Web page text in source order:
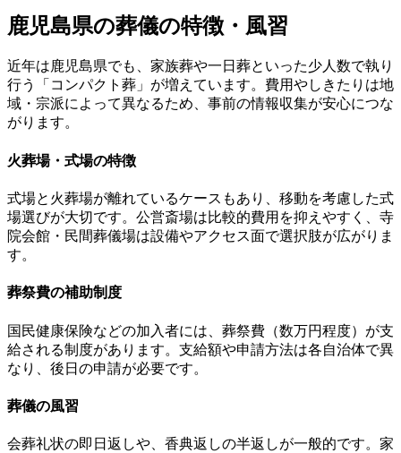
鹿児島県の葬儀の特徴・風習
近年は鹿児島県でも、家族葬や一日葬といった少人数で執り
行う「コンパクト葬」が増えています。費用やしきたりは地
域・宗派によって異なるため、事前の情報収集が安心につな
がります。
火葬場・式場の特徴
式場と火葬場が離れているケースもあり、移動を考慮した式
場選びが大切です。公営斎場は比較的費用を抑えやすく、寺
院会館・民間葬儀場は設備やアクセス面で選択肢が広がりま
す。
葬祭費の補助制度
国民健康保険などの加入者には、葬祭費（数万円程度）が支
給される制度があります。支給額や申請方法は各自治体で異
なり、後日の申請が必要です。
葬儀の風習
会葬礼状の即日返しや、香典返しの半返しが一般的です。家